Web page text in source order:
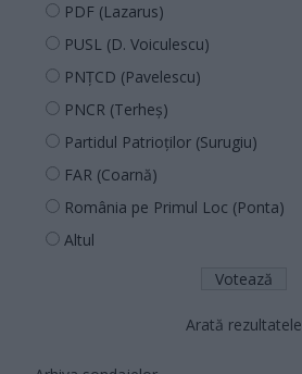
PDF (Lazarus)
PUSL (D. Voiculescu)
PNȚCD (Pavelescu)
PNCR (Terheș)
Partidul Patrioților (Surugiu)
FAR (Coarnă)
România pe Primul Loc (Ponta)
Altul
Arată rezultatele